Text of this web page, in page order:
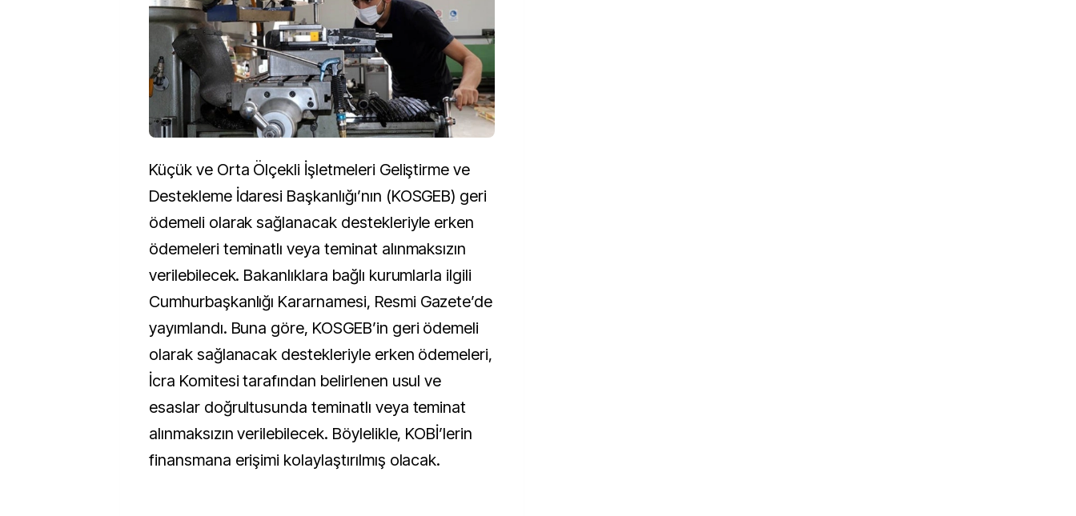
Küçük ve Orta Ölçekli İşletmeleri Geliştirme ve
Destekleme İdaresi Başkanlığı’nın (KOSGEB) geri
ödemeli olarak sağlanacak destekleriyle erken
ödemeleri teminatlı veya teminat alınmaksızın
verilebilecek. Bakanlıklara bağlı kurumlarla ilgili
Cumhurbaşkanlığı Kararnamesi, Resmi Gazete’de
yayımlandı. Buna göre, KOSGEB’in geri ödemeli
olarak sağlanacak destekleriyle erken ödemeleri,
İcra Komitesi tarafından belirlenen usul ve
esaslar doğrultusunda teminatlı veya teminat
alınmaksızın verilebilecek. Böylelikle, KOBİ’lerin
finansmana erişimi kolaylaştırılmış olacak.